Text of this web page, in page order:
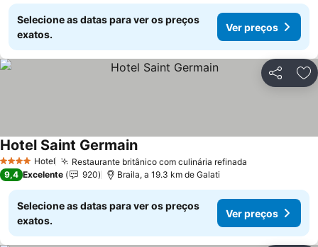
Selecione as datas para ver os preços
exatos.
Ver preços
Partilhar
4 EstrelasHotel Restaurante britânico com culinária refinada
Hotel Saint GermainVer preços
9,4 Excelente 920 Braila, a 19.3 km de Galati
Selecione as datas para ver os preços
exatos.
Ver preços